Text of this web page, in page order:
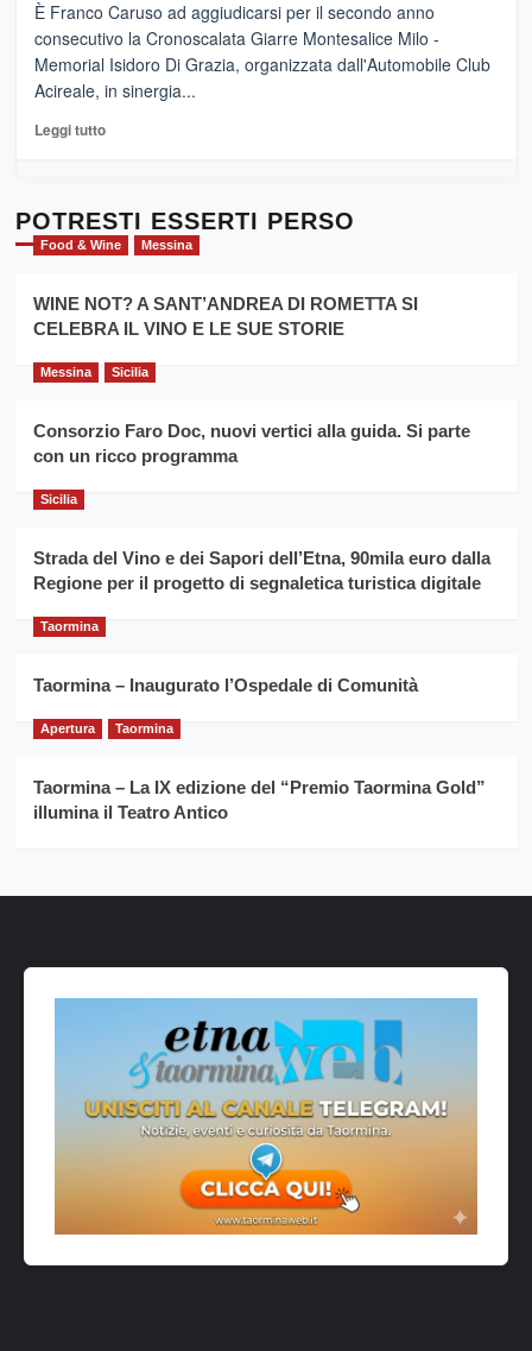
vicoli
medievali
–
“E
adesso
Pasta
–
Sicilia
l’
evento
per
la
filiera
grano
È Franco Caruso ad aggiudicarsi per il secondo anno
consecutivo la Cronoscalata Giarre Montesalice Milo -
Memorial Isidoro Di Grazia, organizzata dall'Automobile Club
Acireale, in sinergia...
Leggi tuttoLeggi
Cronoscalata
Giarre
Montesalice
per
il
anno
Franco
Caruso
POTRESTI ESSERTI PERSO
Food & Wine Messina
WINE NOT? A SANT’ANDREA DI ROMETTA SI
CELEBRA IL VINO E LE SUE STORIE
Messina Sicilia
Consorzio Faro Doc, nuovi vertici alla guida. Si parte
con un ricco programma
Sicilia
Strada del Vino e dei Sapori dell’Etna, 90mila euro dalla
Regione per il progetto di segnaletica turistica digitale
Taormina
Taormina – Inaugurato l’Ospedale di Comunità
Apertura Taormina
Taormina – La IX edizione del “Premio Taormina Gold”
illumina il Teatro Antico